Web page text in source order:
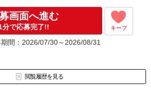
画面へ進む
分で応募完了!! キープ
間：2026/07/30～2026/08/31
閲覧履歴を見る